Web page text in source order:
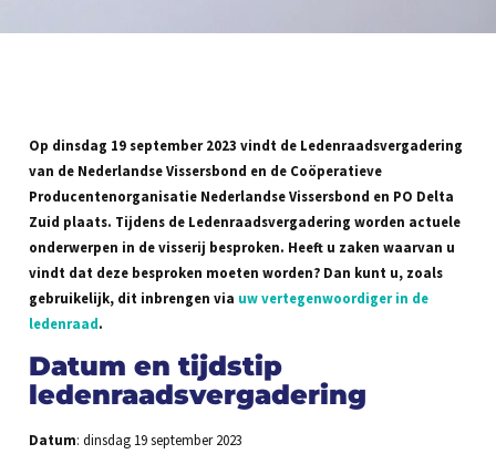
Op dinsdag 19 september 2023 vindt de Ledenraadsvergadering
van de Nederlandse Vissersbond en de Coöperatieve
Producentenorganisatie Nederlandse Vissersbond en PO Delta
Zuid plaats. Tijdens de Ledenraadsvergadering worden actuele
onderwerpen in de visserij besproken. Heeft u zaken waarvan u
vindt dat deze besproken moeten worden? Dan kunt u, zoals
gebruikelijk, dit inbrengen via uw vertegenwoordiger in de
ledenraad.
Datum en tijdstip
ledenraadsvergadering
Datum: dinsdag 19 september 2023